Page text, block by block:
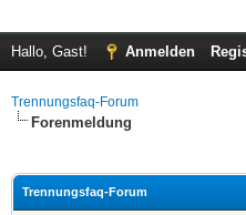
Hallo, Gast! Anmelden
Trennungsfaq-Forum
Forenmeldung
Trennungsfaq-Forum